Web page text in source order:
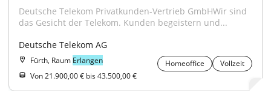
Deutsche Telekom Privatkunden-Vertrieb GmbHWir sind
das Gesicht der Telekom. Kunden begeistern und...
Deutsche Telekom AG
Fürth, Raum Erlangen Homeoffice
Vollzeit
Von 21.900,00 € bis 43.500,00 €